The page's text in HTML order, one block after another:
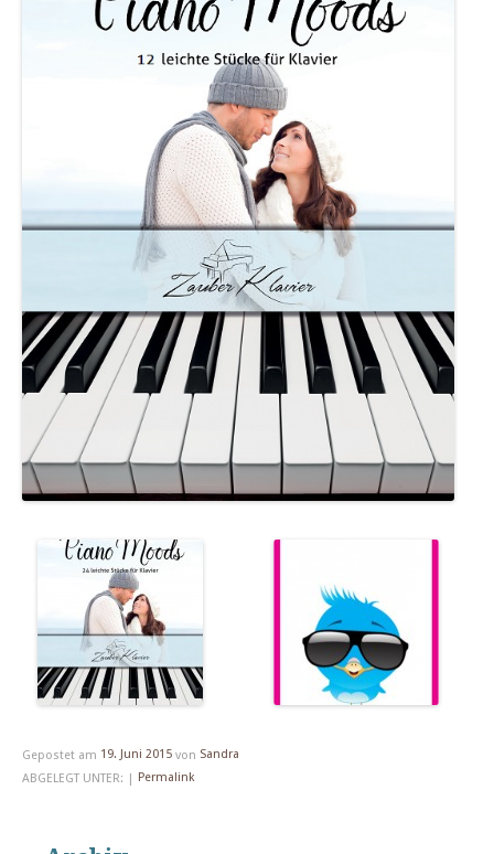
Gepostet am 19. Juni 2015 von Sandra
ABGELEGT UNTER: |
Permalink